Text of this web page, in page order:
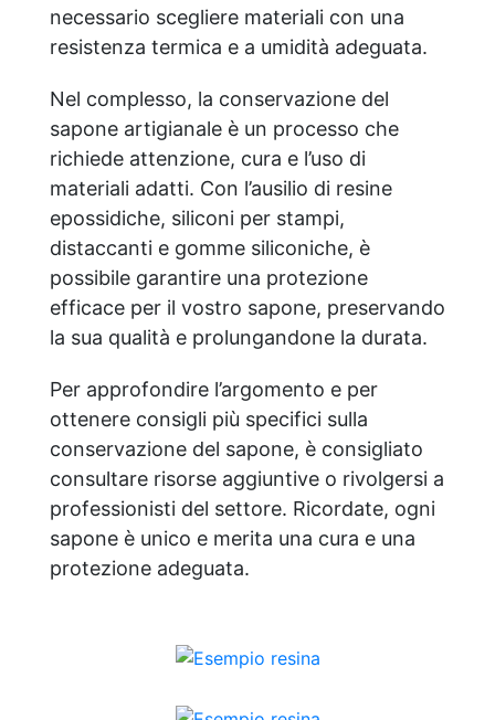
necessario scegliere materiali con una
resistenza termica e a umidità adeguata.
Nel complesso, la conservazione del
sapone artigianale è un processo che
richiede attenzione, cura e l’uso di
materiali adatti. Con l’ausilio di resine
epossidiche, siliconi per stampi,
distaccanti e gomme siliconiche, è
possibile garantire una protezione
efficace per il vostro sapone, preservando
la sua qualità e prolungandone la durata.
Per approfondire l’argomento e per
ottenere consigli più specifici sulla
conservazione del sapone, è consigliato
consultare risorse aggiuntive o rivolgersi a
professionisti del settore. Ricordate, ogni
sapone è unico e merita una cura e una
protezione adeguata.